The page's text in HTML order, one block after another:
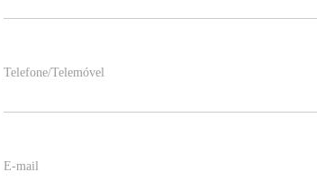
Telefone/Telemóvel
E-mail